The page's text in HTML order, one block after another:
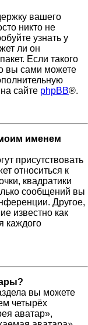
вашего
никто не
узнать у
ли он
Если такого
вы сами можете
сайте phpBB®.
именем
присутствовать
относиться к
квадратики
сообщений вы
Другое,
известно как
каждого
вы можете
четырёх
аватар»,